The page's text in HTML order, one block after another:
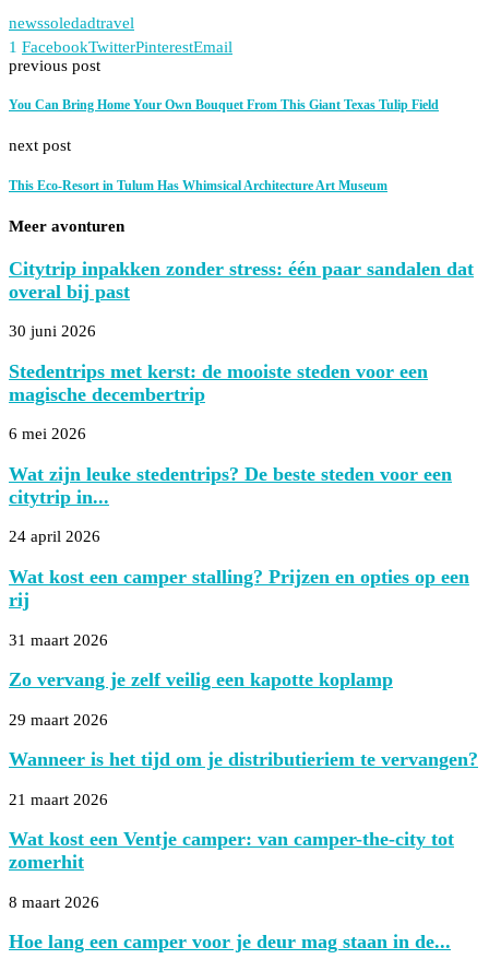
newssoledadtravel
1 FacebookTwitterPinterestEmail
previous post
You Can Bring Home Your Own Bouquet From This Giant Texas Tulip Field
next post
This Eco-Resort in Tulum Has Whimsical Architecture Art Museum
Meer avonturen
Citytrip inpakken zonder stress: één paar sandalen dat
overal bij past
30 juni 2026
Stedentrips met kerst: de mooiste steden voor een
magische decembertrip
6 mei 2026
Wat zijn leuke stedentrips? De beste steden voor een
citytrip in...
24 april 2026
Wat kost een camper stalling? Prijzen en opties op een
rij
31 maart 2026
Zo vervang je zelf veilig een kapotte koplamp
29 maart 2026
Wanneer is het tijd om je distributieriem te vervangen?
21 maart 2026
Wat kost een Ventje camper: van camper-the-city tot
zomerhit
8 maart 2026
Hoe lang een camper voor je deur mag staan in de...